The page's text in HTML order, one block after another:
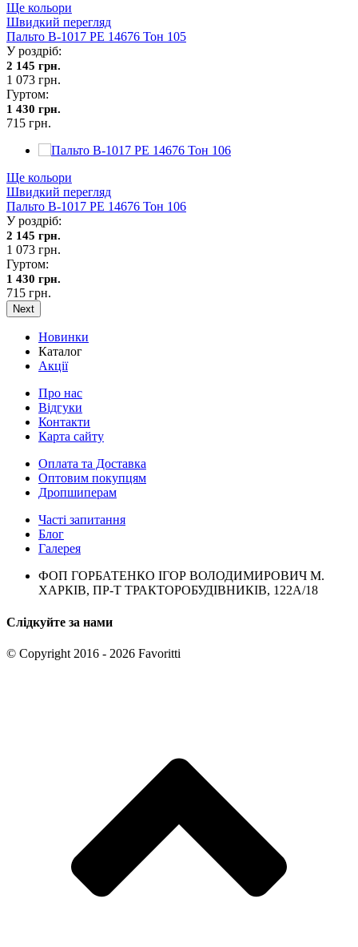
Ще кольори
Швидкий перегляд
Пальто В-1017 PE 14676 Тон 105
У роздріб:
2 145 грн.
1 073 грн.
Гуртом:
1 430 грн.
715 грн.
Ще кольори
Швидкий перегляд
Пальто В-1017 PE 14676 Тон 106
У роздріб:
2 145 грн.
1 073 грн.
Гуртом:
1 430 грн.
715 грн.
Next
Новинки
Каталог
Акції
Про нас
Відгуки
Контакти
Карта сайту
Оплата та Доставка
Оптовим покупцям
Дропшиперам
Часті запитання
Блог
Галерея
ФОП ГОРБАТЕНКО ІГОР ВОЛОДИМИРОВИЧ М.
ХАРКІВ, ПР-Т ТРАКТОРОБУДІВНИКІВ, 122А/18
Слідкуйте за нами
© Copyright 2016 - 2026 Favoritti